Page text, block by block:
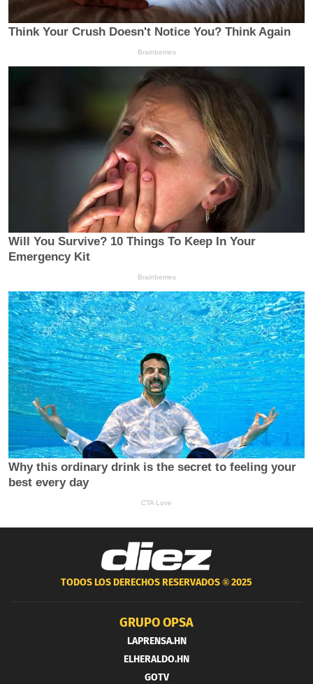
TODOS LOS DERECHOS RESERVADOS ®2025
GRUPO OPSA
LAPRENSA.HN
ELHERALDO.HN
GOTV